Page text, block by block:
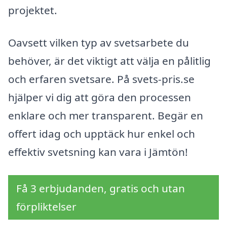
projektet.
Oavsett vilken typ av svetsarbete du
behöver, är det viktigt att välja en pålitlig
och erfaren svetsare. På svets-pris.se
hjälper vi dig att göra den processen
enklare och mer transparent. Begär en
offert idag och upptäck hur enkel och
effektiv svetsning kan vara i Jämtön!
Få 3 erbjudanden, gratis och utan
förpliktelser